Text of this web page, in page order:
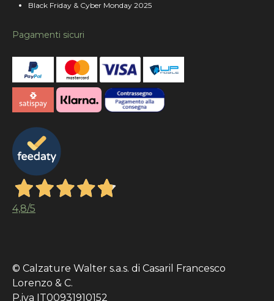
Black Friday & Cyber Monday 2025
Pagamenti sicuri
4,8/5
© Calzature Walter s.a.s. di Casaril Francesco
Lorenzo & C.
P.iva IT00931910152